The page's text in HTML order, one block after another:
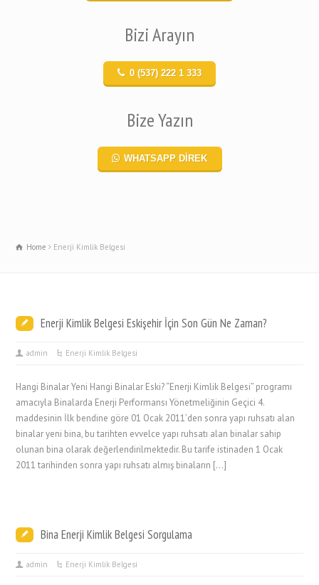
Bizi Arayın
0 (537) 222 1 333
Bize Yazın
WHATSAPP DİREK
Home Enerji Kimlik Belgesi
Enerji Kimlik Belgesi Eskişehir İçin Son Gün Ne Zaman?
admin Enerji Kimlik Belgesi
Hangi Binalar Yeni Hangi Binalar Eski? “Enerji Kimlik Belgesi” programı
amacıyla Binalarda Enerji Performansı Yönetmeliğinin Geçici 4.
maddesinin İlk bendine göre 01 Ocak 2011’den sonra yapı ruhsatı alan
binalar yeni bina, bu tarihten evvelce yapı ruhsatı alan binalar sahip
olunan bina olarak değerlendirilmektedir. Bu tarife istinaden 1 Ocak
2011 tarihinden sonra yapı ruhsatı almış binaların […]
Bina Enerji Kimlik Belgesi Sorgulama
admin Enerji Kimlik Belgesi